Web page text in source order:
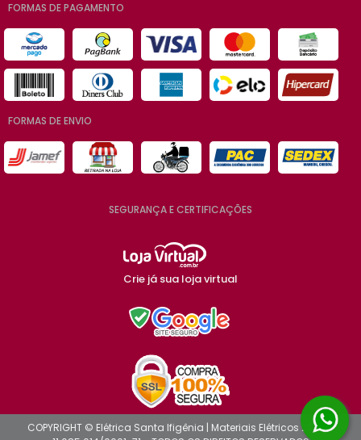
FORMAS DE PAGAMENTO
FORMAS DE ENVIO
SEGURANÇA E CERTIFICAÇÕES
Crie já sua loja virtual
COPYRIGHT © Elétrica Santa Ifigênia | Materiais Elétricos 2026 -